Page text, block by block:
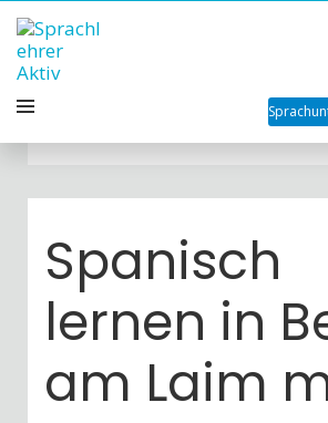
Spanisch
lernen in
am Laim